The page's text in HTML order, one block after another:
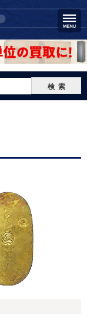
検索